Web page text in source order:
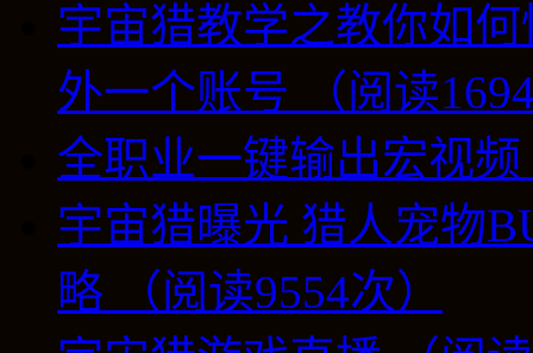
宇宙猎教学之教你如
外一个账号 （阅读
全职业一键输出宏视
宇宙猎曝光 猎人宠物
略 （阅读9554次）